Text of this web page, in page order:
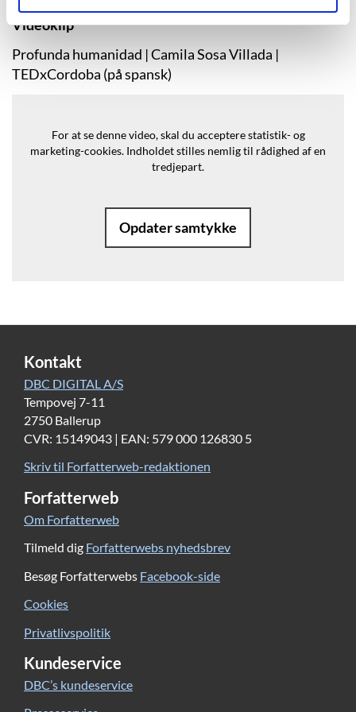
Videoklip
Profunda humanidad | Camila Sosa Villada |
TEDxCordoba (på spansk)
For at se denne video, skal du acceptere statistik- og
marketing-cookies. Indholdet stilles nemlig til rådighed af en
tredjepart.
Opdater samtykke
Kontakt
DBC DIGITAL A/S
Tempovej 7-11
2750 Ballerup
CVR: 15149043 | EAN: 579 000 126830 5
Skriv til Forfatterweb-redaktionen
Forfatterweb
Om Forfatterweb
Tilmeld dig Forfatterwebs nyhedsbrev
Besøg Forfatterwebs Facebook-side
Cookies
Privatlivspolitik
Kundeservice
DBC’s kundeservice